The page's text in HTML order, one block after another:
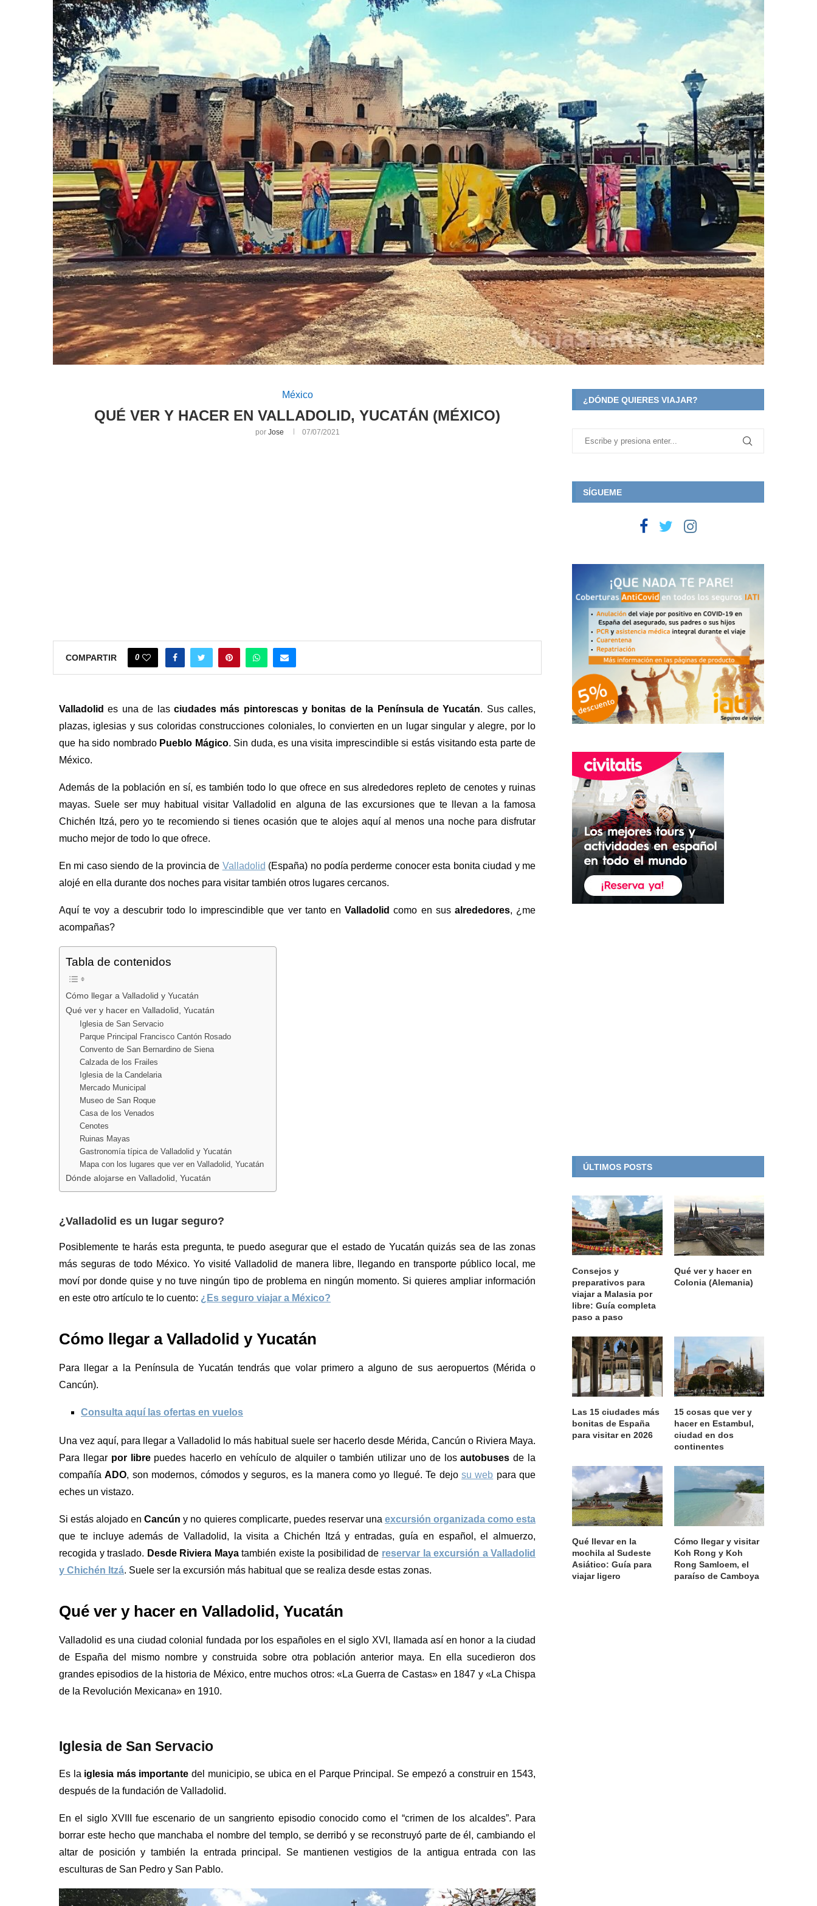
México
QUÉ VER Y HACER EN VALLADOLID, YUCATÁN (MÉXICO)
por Jose 07/07/2021
COMPARTIR 0
Valladolid es una de las ciudades más pintorescas y bonitas de la Península de Yucatán. Sus calles,
plazas, iglesias y sus coloridas construcciones coloniales, lo convierten en un lugar singular y alegre, por lo
que ha sido nombrado Pueblo Mágico. Sin duda, es una visita imprescindible si estás visitando esta parte de
México.
Además de la población en sí, es también todo lo que ofrece en sus alrededores repleto de cenotes y ruinas
mayas. Suele ser muy habitual visitar Valladolid en alguna de las excursiones que te llevan a la famosa
Chichén Itzá, pero yo te recomiendo si tienes ocasión que te alojes aquí al menos una noche para disfrutar
mucho mejor de todo lo que ofrece.
En mi caso siendo de la provincia de Valladolid (España) no podía perderme conocer esta bonita ciudad y me
alojé en ella durante dos noches para visitar también otros lugares cercanos.
Aquí te voy a descubrir todo lo imprescindible que ver tanto enValladolid como en sus alrededores, ¿me
acompañas?
Tabla de contenidos
Cómo llegar a Valladolid y Yucatán
Qué ver y hacer en Valladolid, Yucatán
Iglesia de San Servacio
Parque Principal Francisco Cantón Rosado
Convento de San Bernardino de Siena
Calzada de los Frailes
Iglesia de la Candelaria
Mercado Municipal
Museo de San Roque
Casa de los Venados
Cenotes
Ruinas Mayas
Gastronomía típica de Valladolid y Yucatán
Mapa con los lugares que ver en Valladolid, Yucatán
Dónde alojarse en Valladolid, Yucatán
¿Valladolid es un lugar seguro?
Posiblemente te harás esta pregunta, te puedo asegurar que el estado de Yucatán quizás sea de las zonas
más seguras de todo México. Yo visité Valladolid de manera libre, llegando en transporte público local, me
moví por donde quise y no tuve ningún tipo de problema en ningún momento. Si quieres ampliar información
en este otro artículo te lo cuento: ¿Es seguro viajar a México?
Cómo llegar a Valladolid y Yucatán
Para llegar a la Península de Yucatán tendrás que volar primero a alguno de sus aeropuertos (Mérida o
Cancún).
Consulta aquí las ofertas en vuelos
Una vez aquí, para llegar a Valladolid lo más habitual suele ser hacerlo desde Mérida, Cancún o Riviera Maya.
Para llegar por librepuedes hacerlo en vehículo de alquiler o también utilizar uno de losautobuses de la
compañíaADO, son modernos, cómodos y seguros, es la manera como yo llegué. Te dejo su web para que
eches un vistazo.
Si estás alojado enCancún y no quieres complicarte, puedes reservar una excursión organizada como esta
que te incluye además de Valladolid, la visita a Chichén Itzá y entradas, guía en español, el almuerzo,
recogida y traslado. Desde Riviera Mayatambién existe la posibilidad de reservar la excursión a Valladolid
y Chichén Itzá. Suele ser la excursión más habitual que se realiza desde estas zonas.
Qué ver y hacer en Valladolid, Yucatán
Valladolid es una ciudad colonial fundada por los españoles en el siglo XVI, llamada así en honor a la ciudad
de España del mismo nombre y construida sobre otra población anterior maya. En ella sucedieron dos
grandes episodios de la historia de México, entre muchos otros: «La Guerra de Castas» en 1847 y «La Chispa
de la Revolución Mexicana» en 1910.
Iglesia de San Servacio
Es la iglesia más importante del municipio, se ubica en el Parque Principal. Se empezó a construir en 1543,
después de la fundación de Valladolid.
En el siglo XVIII fue escenario de un sangriento episodio conocido como el “crimen de los alcaldes”. Para
borrar este hecho que manchaba el nombre del templo, se derribó y se reconstruyó parte de él, cambiando el
altar de posición y también la entrada principal. Se mantienen vestigios de la antigua entrada con las
esculturas de San Pedro y San Pablo.
¿DÓNDE QUIERES VIAJAR?
SÍGUEME
ÚLTIMOS POSTS
Consejos y
preparativos para
viajar a Malasia por
libre: Guía completa
paso a paso
Qué ver y hacer en
Colonia (Alemania)
Las 15 ciudades más
bonitas de España
para visitar en 2026
15 cosas que ver y
hacer en Estambul,
ciudad en dos
continentes
Qué llevar en la
mochila al Sudeste
Asiático: Guía para
viajar ligero
Cómo llegar y visitar
Koh Rong y Koh
Rong Samloem, el
paraíso de Camboya